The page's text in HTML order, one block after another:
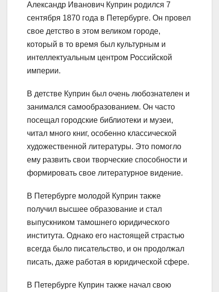
Александр Иванович Куприн родился 7
сентября 1870 года в Петербурге. Он провел
свое детство в этом великом городе,
который в то время был культурным и
интеллектуальным центром Российской
империи.
В детстве Куприн был очень любознателен и
занимался самообразованием. Он часто
посещал городские библиотеки и музеи,
читал много книг, особенно классической
художественной литературы. Это помогло
ему развить свои творческие способности и
формировать свое литературное видение.
В Петербурге молодой Куприн также
получил высшее образование и стал
выпускником тамошнего юридического
института. Однако его настоящей страстью
всегда было писательство, и он продолжал
писать, даже работая в юридической сфере.
В Петербурге Куприн также начал свою